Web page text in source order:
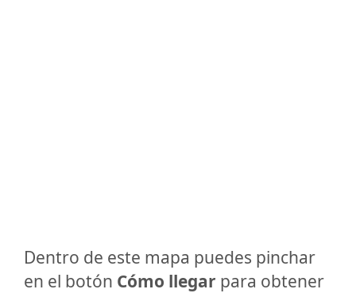
Dentro de este mapa puedes pinchar
en el botón Cómo llegar para obtener